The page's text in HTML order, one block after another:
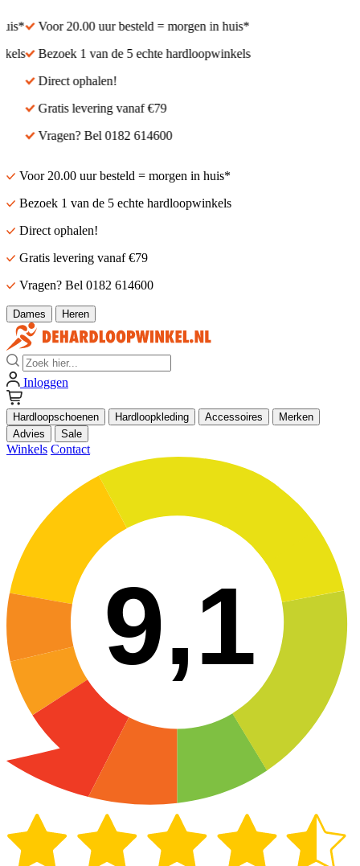
Voor 20.00 uur besteld = morgen in huis*
Bezoek 1 van de 5 echte hardloopwinkels
Direct ophalen!
Gratis levering vanaf €79
Vragen? Bel 0182 614600
Voor 20.00 uur besteld = morgen in huis*
Bezoek 1 van de 5 echte hardloopwinkels
Direct ophalen!
Gratis levering vanaf €79
Vragen? Bel 0182 614600
Dames Heren
Zoek
Inloggen
Hardloopschoenen Hardloopkleding Accessoires
Merken
Advies
Sale
Winkels Contact
9,1